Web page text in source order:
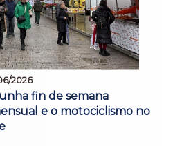
2026
fin de semana
e o motociclismo no